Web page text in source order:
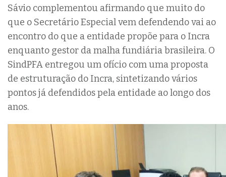
Sávio complementou afirmando que muito do
que o Secretário Especial vem defendendo vai ao
encontro do que a entidade propõe para o Incra
enquanto gestor da malha fundiária brasileira. O
SindPFA entregou um ofício com uma proposta
de estruturação do Incra, sintetizando vários
pontos já defendidos pela entidade ao longo dos
anos.